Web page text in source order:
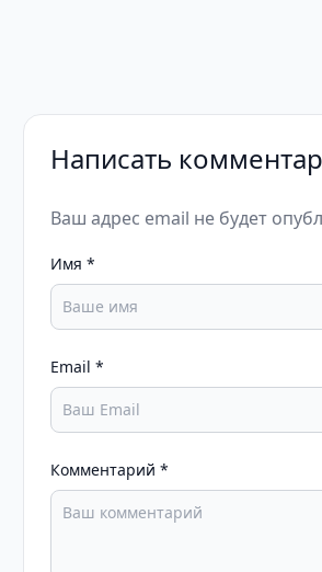
Написать
Ваш адрес email не будет
Имя *
Email *
Комментарий *